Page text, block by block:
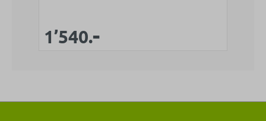
Verkaufspreis:
1’540.-